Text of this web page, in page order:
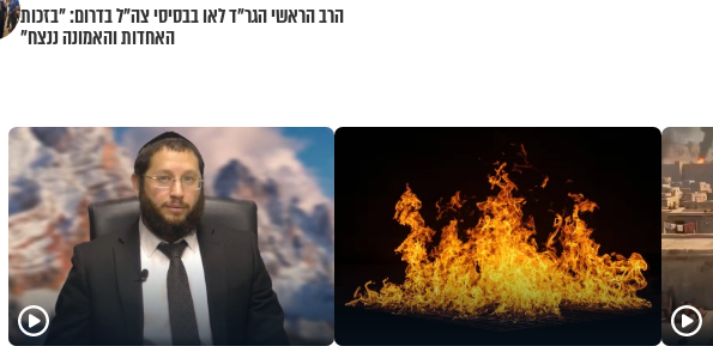
הרב הראשי הגר"ד לאו בבסיסי צה"ל בדרום: "בזכות
האחדות והאמונה ננצח"